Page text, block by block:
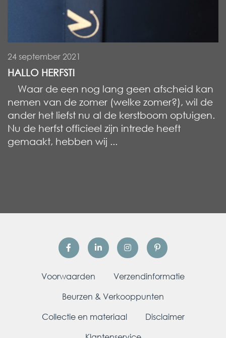
24 september 2021
HALLO HERFST!
Waar de een nog lang geen afscheid kan
nemen van de zomer (welke zomer?), wil de
ander het liefst nu al de kerstboom optuigen.
Nu de herfst officieel zijn intrede heeft
gemaakt, hebben wij ...
Voorwaarden
Verzendinformatie
Beurzen & Verkooppunten
Collectie en materiaal
Disclaimer